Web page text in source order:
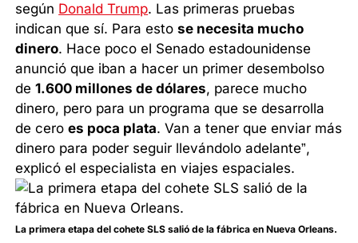
según Donald Trump. Las primeras pruebas
indican que sí. Para estose necesita mucho
dinero. Hace poco el Senado estadounidense
anunció que iban a hacer un primer desembolso
de1.600 millones de dólares, parece mucho
dinero, pero para un programa que se desarrolla
de ceroes poca plata. Van a tener que enviar más
dinero para poder seguir llevándolo adelante”,
explicó el especialista en viajes espaciales.
La primera etapa del cohete SLS salió de la fábrica en Nueva Orleans.